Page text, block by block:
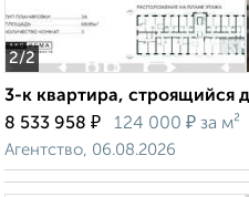
2/2
3-к квартира, строящийся
8 533 958 ₽ 124 000 ₽ за м²
Агентство, 06.08.2026